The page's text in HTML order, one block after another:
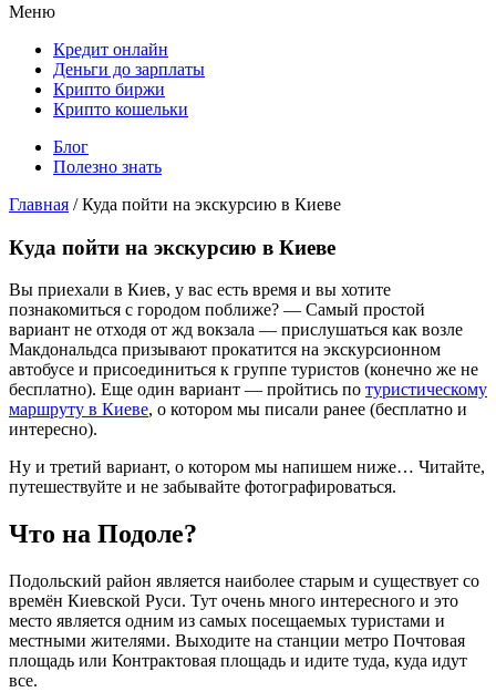
Меню
Кредит онлайн
Деньги до зарплаты
Крипто биржи
Крипто кошельки
Блог
Полезно знать
Главная / Куда пойти на экскурсию в Киеве
Куда пойти на экскурсию в Киеве
Вы приехали в Киев, у вас есть время и вы хотите
познакомиться с городом поближе? — Самый простой
вариант не отходя от жд вокзала — прислушаться как возле
Макдональдса призывают прокатится на экскурсионном
автобусе и присоединиться к группе туристов (конечно же не
бесплатно). Еще один вариант — пройтись по туристическому
маршруту в Киеве, о котором мы писали ранее (бесплатно и
интересно).
Ну и третий вариант, о котором мы напишем ниже… Читайте,
путешествуйте и не забывайте фотографироваться.
Что на Подоле?
Подольский район является наиболее старым и существует со
времён Киевской Руси. Тут очень много интересного и это
место является одним из самых посещаемых туристами и
местными жителями. Выходите на станции метро Почтовая
площадь или Контрактовая площадь и идите туда, куда идут
все.